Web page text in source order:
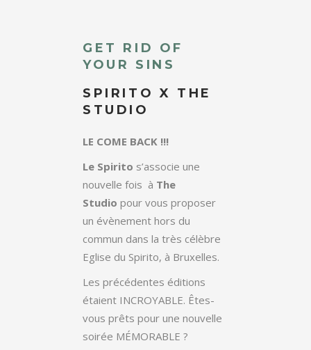
GET RID OF
YOUR SINS
SPIRITO X THE
STUDIO
LE COME BACK !!!
Le Spirito s’associe une
nouvelle fois à The
Studio pour vous proposer
un évènement hors du
commun dans la très célèbre
Eglise du Spirito, à Bruxelles.
Les précédentes éditions
étaient INCROYABLE. Êtes-
vous prêts pour une nouvelle
soirée MÉMORABLE ?